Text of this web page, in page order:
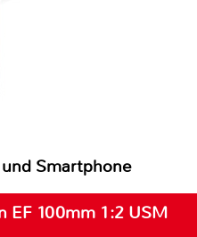
Smartphone
EF 100mm 1:2 USM